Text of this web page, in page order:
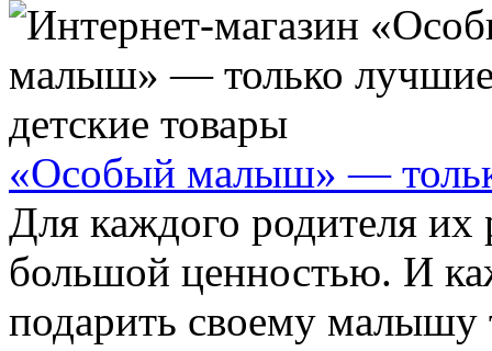
«Особый малыш» —
Для каждого родителя их
большой ценностью. И
подарить своему малышу